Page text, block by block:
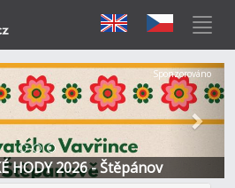
HODY 2026 - Štěpánov
Další
Sponzorováno